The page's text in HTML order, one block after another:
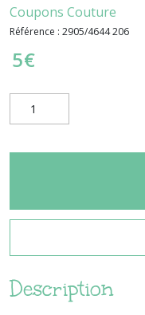
Coupons Couture
Référence : 2905/4644 206
5€
Description